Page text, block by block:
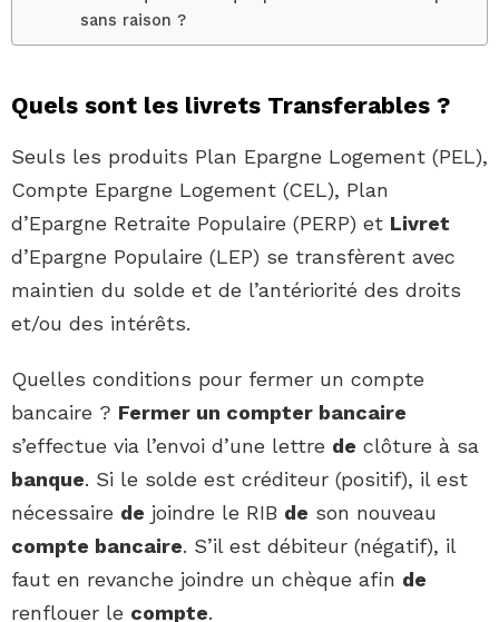
sans raison ?
Quels sont les livrets Transferables ?
Seuls les produits Plan Epargne Logement (PEL),
Compte Epargne Logement (CEL), Plan
d’Epargne Retraite Populaire (PERP) et Livret
d’Epargne Populaire (LEP) se transfèrent avec
maintien du solde et de l’antériorité des droits
et/ou des intérêts.
Quelles conditions pour fermer un compte
bancaire ? Fermer un compter bancaire
s’effectue via l’envoi d’une lettre de clôture à sa
banque. Si le solde est créditeur (positif), il est
nécessaire de joindre le RIB de son nouveau
compte bancaire. S’il est débiteur (négatif), il
faut en revanche joindre un chèque afin de
renflouer le compte.